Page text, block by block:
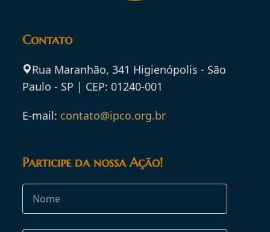
Contato
Rua Maranhão, 341 Higienópolis - São
Paulo - SP | CEP: 01240-001
E-mail: contato@ipco.org.br
Participe da nossa Ação!